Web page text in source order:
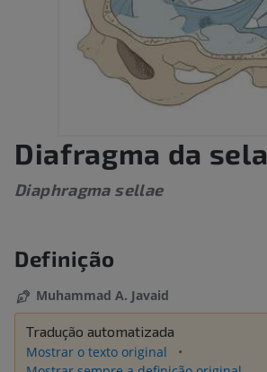
Diafragma da sela
Diaphragma sellae
Definição
Muhammad A. Javaid
Tradução automatizada
Mostrar o texto original